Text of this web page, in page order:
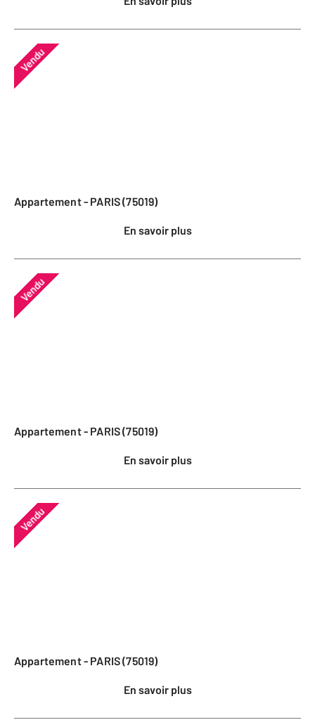
Vendu
Appartement - PARIS (75019)
En savoir plus
Vendu
Appartement - PARIS (75019)
En savoir plus
Vendu
Appartement - PARIS (75019)
En savoir plus